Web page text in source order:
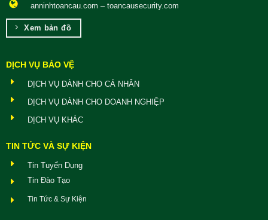
anninhtoancau.com – toancausecurity.com
Xem bản đồ
DỊCH VỤ BẢO VỆ
DỊCH VỤ DÀNH CHO CÁ NHÂN
DỊCH VỤ DÀNH CHO DOANH NGHIỆP
DỊCH VỤ KHÁC
TIN TỨC VÀ SỰ KIỆN
Tin Tuyển Dụng
Tin Đào Tạo
Tin Tức & Sự Kiện